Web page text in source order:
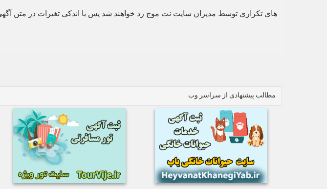
های تکراری توسط مدیران سایت نت موج رد خواهند شد پس با اندکی تغیرات در متن
مطالب پیشنهادی از سراسر وب